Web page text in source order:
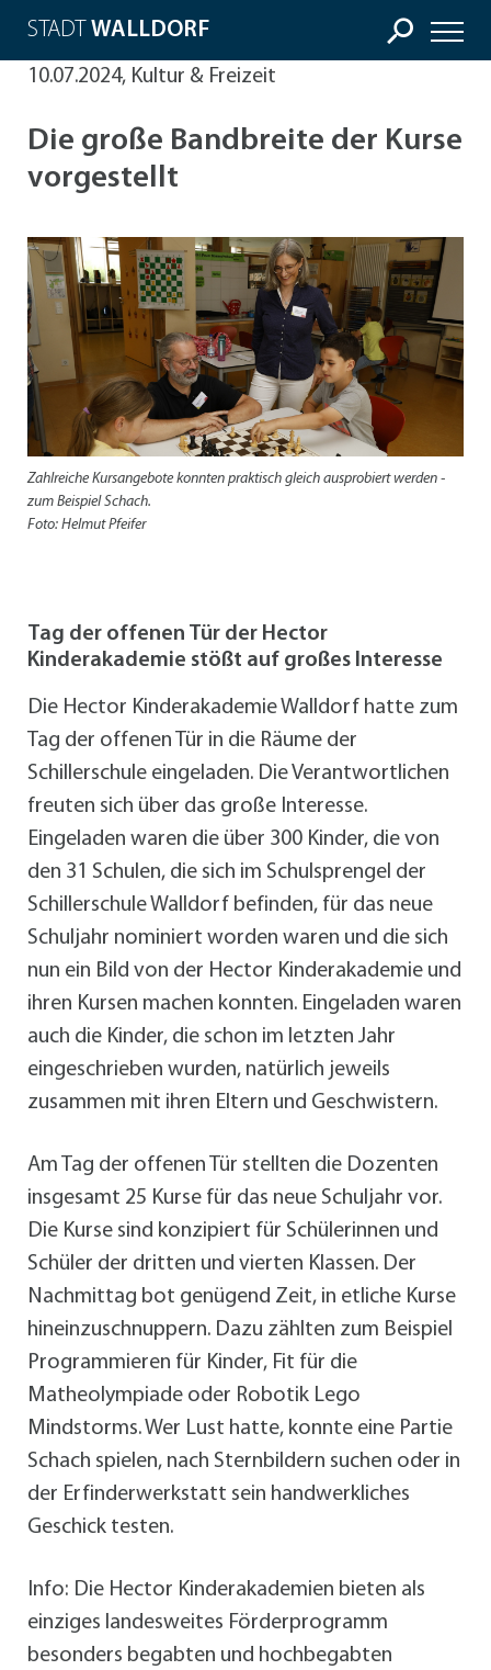
STADT WALLDORF
10.07.2024, Kultur & Freizeit
Die große Bandbreite der Kurse
vorgestellt
Zahlreiche Kursangebote konnten praktisch gleich ausprobiert werden -
zum Beispiel Schach.
Foto: Helmut Pfeifer
Tag der offenen Tür der Hector
Kinderakademie stößt auf großes Interesse
Die Hector Kinderakademie Walldorf hatte zum
Tag der offenen Tür in die Räume der
Schillerschule eingeladen. Die Verantwortlichen
freuten sich über das große Interesse.
Eingeladen waren die über 300 Kinder, die von
den 31 Schulen, die sich im Schulsprengel der
Schillerschule Walldorf befinden, für das neue
Schuljahr nominiert worden waren und die sich
nun ein Bild von der Hector Kinderakademie und
ihren Kursen machen konnten. Eingeladen waren
auch die Kinder, die schon im letzten Jahr
eingeschrieben wurden, natürlich jeweils
zusammen mit ihren Eltern und Geschwistern.
Am Tag der offenen Tür stellten die Dozenten
insgesamt 25 Kurse für das neue Schuljahr vor.
Die Kurse sind konzipiert für Schülerinnen und
Schüler der dritten und vierten Klassen. Der
Nachmittag bot genügend Zeit, in etliche Kurse
hineinzuschnuppern. Dazu zählten zum Beispiel
Programmieren für Kinder, Fit für die
Matheolympiade oder Robotik Lego
Mindstorms. Wer Lust hatte, konnte eine Partie
Schach spielen, nach Sternbildern suchen oder in
der Erfinderwerkstatt sein handwerkliches
Geschick testen.
Info: Die Hector Kinderakademien bieten als
einziges landesweites Förderprogramm
besonders begabten und hochbegabten